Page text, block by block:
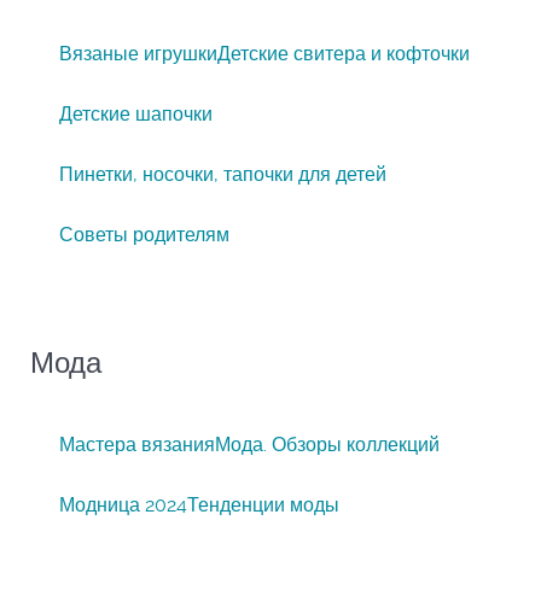
Вязаные игрушкиДетские свитера и кофточки
Детские шапочки
Пинетки, носочки, тапочки для детей
Советы родителям
Мода
Мастера вязанияМода. Обзоры коллекций
Модница 2024Тенденции моды